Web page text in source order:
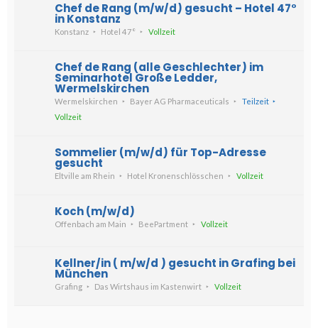
Chef de Rang (m/w/d) gesucht – Hotel 47°
in Konstanz
Konstanz Hotel 47° Vollzeit
Chef de Rang (alle Geschlechter) im
Seminarhotel Große Ledder,
Wermelskirchen
Wermelskirchen Bayer AG Pharmaceuticals
Teilzeit
Vollzeit
Sommelier (m/w/d) für Top-Adresse
gesucht
Eltville am Rhein Hotel Kronenschlösschen Vollzeit
Koch (m/w/d)
Offenbach am Main BeePartment Vollzeit
Kellner/in ( m/w/d ) gesucht in Grafing bei
München
Grafing Das Wirtshaus im Kastenwirt Vollzeit